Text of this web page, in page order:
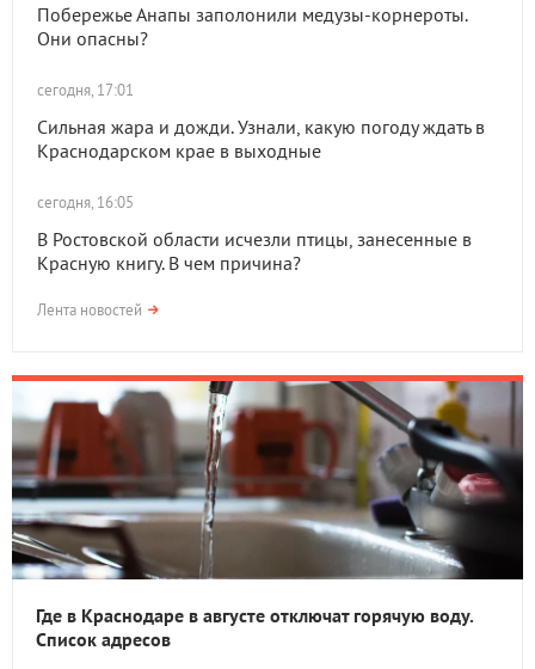
Побережье Анапы заполонили медузы-корнероты.
Они опасны?
сегодня, 17:01
Сильная жара и дожди. Узнали, какую погоду ждать в
Краснодарском крае в выходные
сегодня, 16:05
В Ростовской области исчезли птицы, занесенные в
Красную книгу. В чем причина?
Лента новостей
Где в Краснодаре в августе отключат горячую воду.
Список адресов